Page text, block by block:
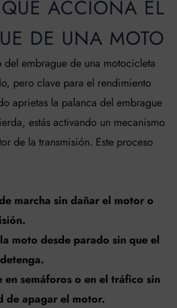
ACCIONA EL
DE UNA MOTO
del embrague de una motocicleta
pero clave para el rendimiento
aprietas la palanca del embrague
estás activando un mecanismo
de la transmisión. Este proceso
marcha sin dañar el motor o
moto desde parado sin que el
en semáforos o en el tráfico sin
de apagar el motor.